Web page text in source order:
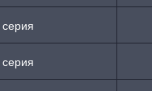
серия
серия